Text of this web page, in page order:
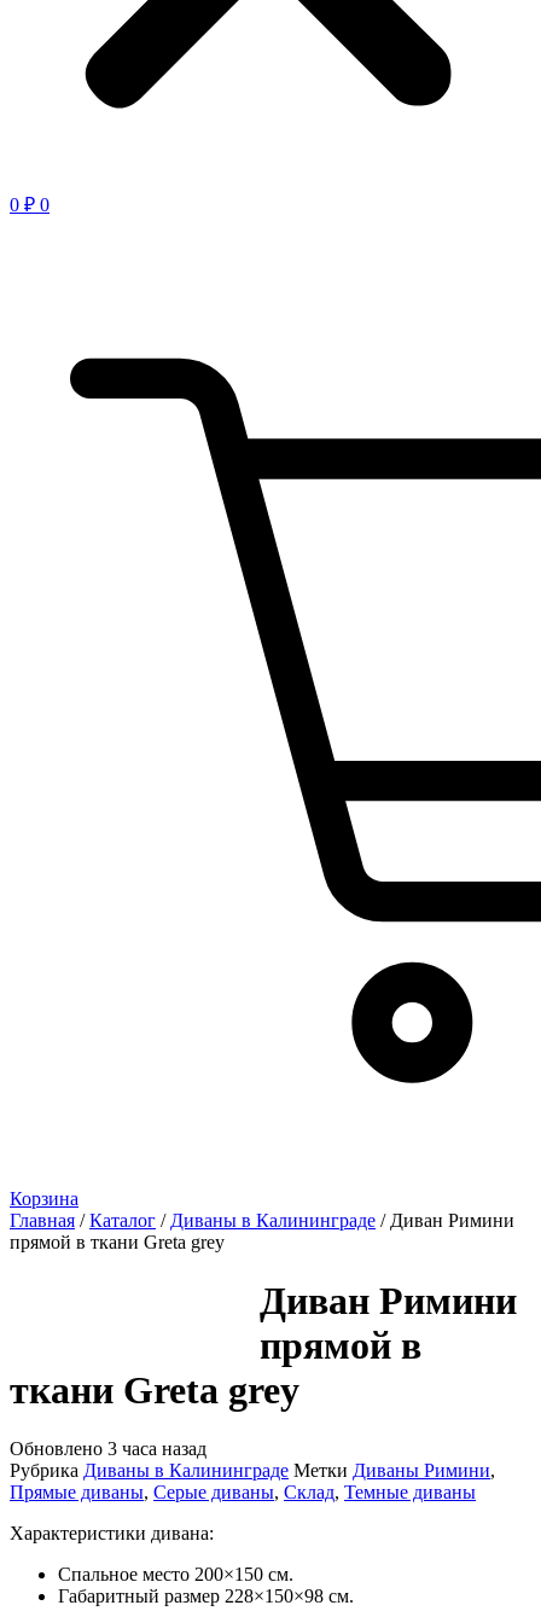
0 ₽ 0
Корзина
Главная /Каталог / Диваны в Калининграде / Диван Римини
прямой в ткани Greta grey
Диван Римини
прямой в
ткани Greta grey
Обновлено 3 часа назад
Рубрика Диваны в Калининграде Метки Диваны Римини,
Прямые диваны, Серые диваны, Склад, Темные диваны
Характеристики дивана:
Спальное место 200×150 см.
Габаритный размер 228×150×98 см.